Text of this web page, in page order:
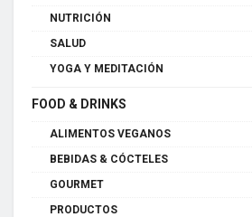
NUTRICIÓN
SALUD
YOGA Y MEDITACIÓN
FOOD & DRINKS
ALIMENTOS VEGANOS
BEBIDAS & CÓCTELES
GOURMET
PRODUCTOS